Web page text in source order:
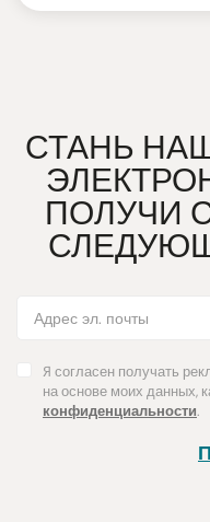
СТАНЬ
ПОЛУЧИ
Я согласен получать
на основе моих данных,
конфиденциальности.